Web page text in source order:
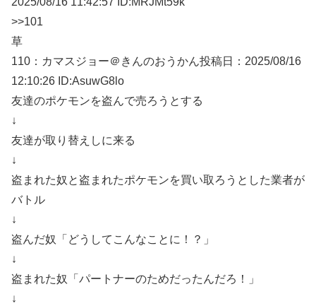
>>101
草
110： カマスジョー＠きんのおうかん投稿日：2025/08/16
12:10:26 ID:AsuwG8lo
友達のポケモンを盗んで売ろうとする
↓
友達が取り替えしに来る
↓
盗まれた奴と盗まれたポケモンを買い取ろうとした業者が
バトル
↓
盗んだ奴「どうしてこんなことに！？」
↓
盗まれた奴「パートナーのためだったんだろ！」
↓